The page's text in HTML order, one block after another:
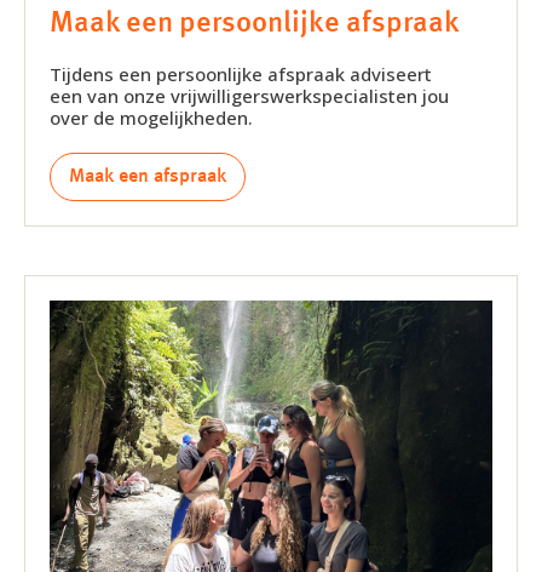
Maak een persoonlijke afspraak
Tijdens een persoonlijke afspraak adviseert
een van onze vrijwilligerswerkspecialisten jou
over de mogelijkheden.
Maak een afspraak